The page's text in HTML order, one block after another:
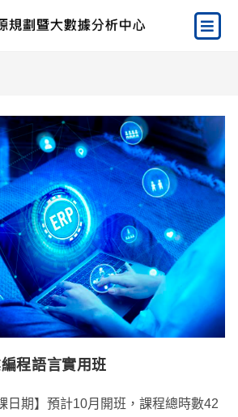
程語言實用班
日期】預計10月開班，課程總時數42